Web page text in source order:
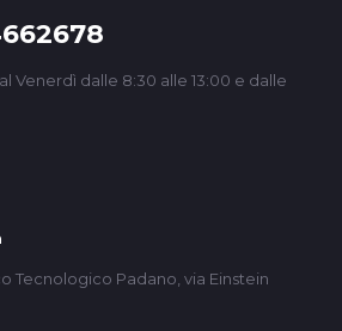
Venerdì dalle 8:30 alle 13:00 e dalle
Tecnologico Padano, via Einstein